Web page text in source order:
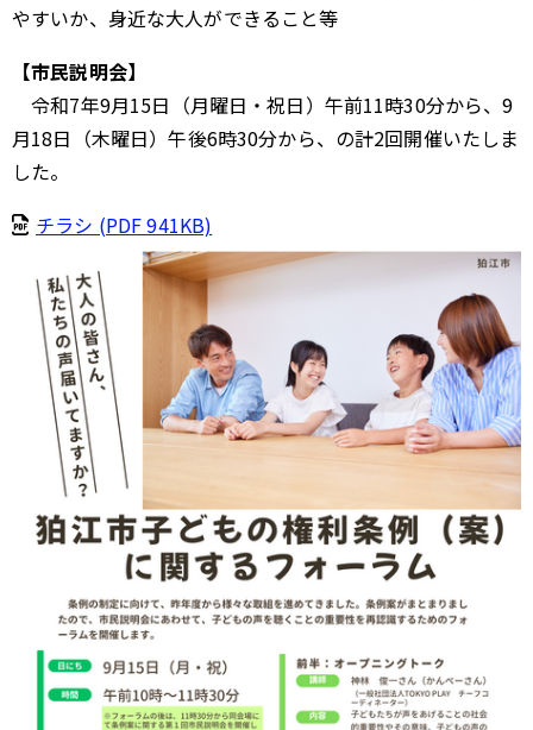
やすいか、身近な大人ができること等
【市民説明会】
令和7年9月15日（月曜日・祝日）午前11時30分から、9
月18日（木曜日）午後6時30分から、の計2回開催いたしま
した。
チラシ (PDF 941KB)